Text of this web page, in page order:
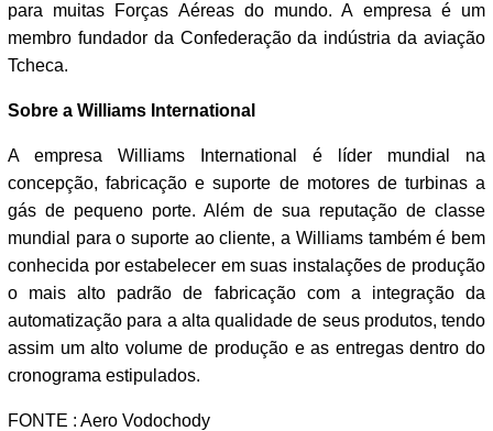
para muitas Forças Aéreas do mundo. A empresa é um
membro fundador da Confederação da indústria da aviação
Tcheca.
Sobre a Williams International
A empresa Williams International é líder mundial na
concepção, fabricação e suporte de motores de turbinas a
gás de pequeno porte. Além de sua reputação de classe
mundial para o suporte ao cliente, a Williams também é bem
conhecida por estabelecer em suas instalações de produção
o mais alto padrão de fabricação com a integração da
automatização para a alta qualidade de seus produtos, tendo
assim um alto volume de produção e as entregas dentro do
cronograma estipulados.
FONTE : Aero Vodochody